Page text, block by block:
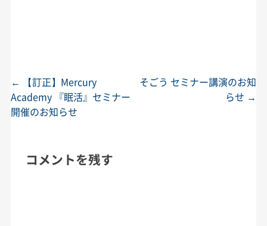
投稿ナビゲーション
←
【訂正】Mercury
Academy 『眠活』セミナー
開催のお知らせ
そごう セミナー講演のお知
らせ →
コメントを残す